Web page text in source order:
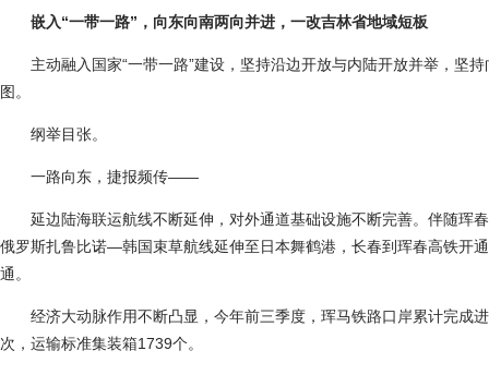
嵌入“一带一路”，向东向南两向并进，一改吉林省地域短板
主动融入国家“一带一路”建设，坚持沿边开放与内陆开放并举，坚
图。
纲举目张。
一路向东，捷报频传——
延边陆海联运航线不断延伸，对外通道基础设施不断完善。伴随珲
俄罗斯扎鲁比诺—韩国束草航线延伸至日本舞鹤港，长春到珲春高铁开
通。
经济大动脉作用不断凸显，今年前三季度，珲马铁路口岸累计完成
次，运输标准集装箱1739个。